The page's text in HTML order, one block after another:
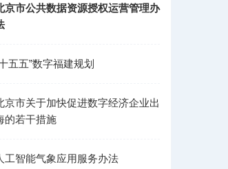
京市公共数据资源授权运营管理办
五五”数字福建规划
京市关于加快促进数字经济企业出
的若干措施
工智能气象应用服务办法